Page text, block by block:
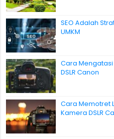
SEO Adalah
UMKM
Cara
DSLR Canon
Cara Memotret
Kamera DSLR